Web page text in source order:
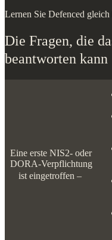
Lernen Sie Defenced gleich
Die Fragen, die
beantworten kann
Eine erste NIS2- oder
DORA-Verpflichtung ist
eingetroffen – wo wird sie